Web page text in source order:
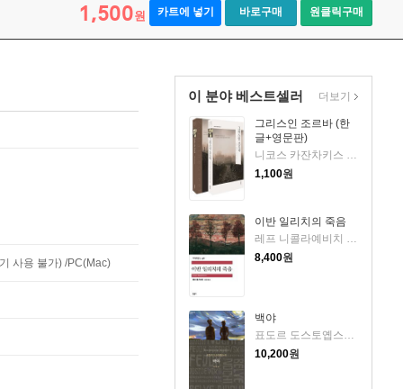
1,500원 카트에 넣기 바로구매 원클릭구매
이 분야 베스트셀러
그리스인 조르바 (한
글+영문판)
니코스 카잔차키스 저/베스트트랜스 역
1,100원
이반 일리치의 죽음
8,400원
백야
표도르 도스토옙스키 저/박은정 역
10,200원
더보기
사용 불가) /PC(Mac)